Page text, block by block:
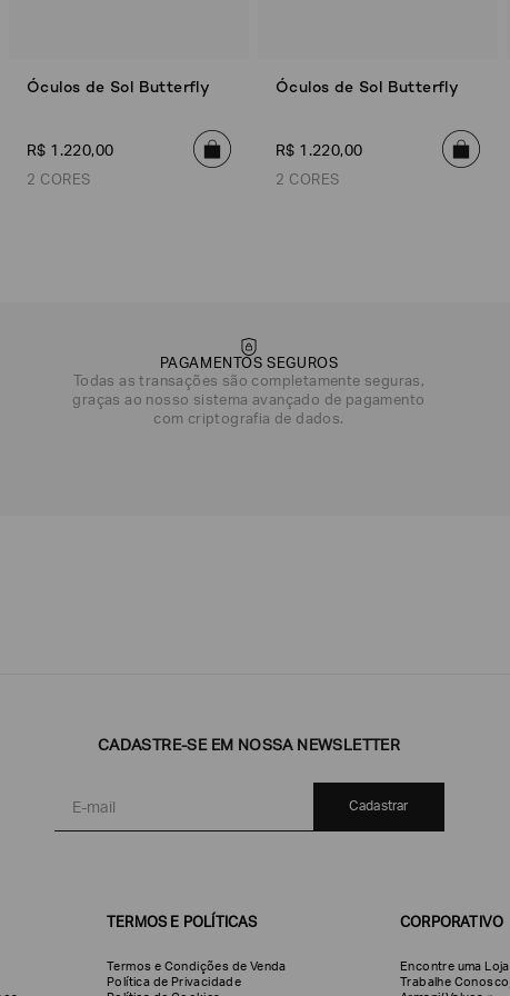
Óculos de Sol Butterfly
R$ 1 .220,00
2 CORES
Óculos de Sol Butterfly
R$ 1 .220,00
2 CORES
PAGAMENTOS SEGUROS
Todas as transações são completamente seguras,
graças ao nosso sistema avançado de pagamento
com criptografia de dados.
CADASTRE-SE EM NOSSA NEWSLETTER
Cadastrar
TERMOS E POLÍTICAS
Termos e Condições de Venda
Política de Privacidade
CORPORATIVO
Encontre uma Loja
Trabalhe Conosco
Exchange
Masculinos